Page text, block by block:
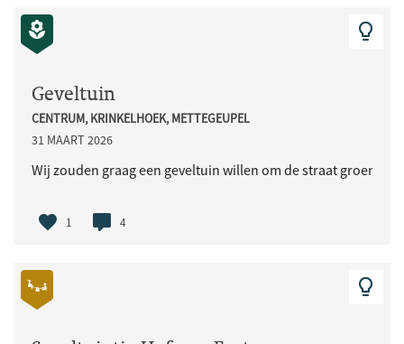
Geveltuin
CENTRUM, KRINKELHOEK, METTEGEUPEL
31 MAART 2026
Wij zouden graag een geveltuin willen om de straat groener
1 4